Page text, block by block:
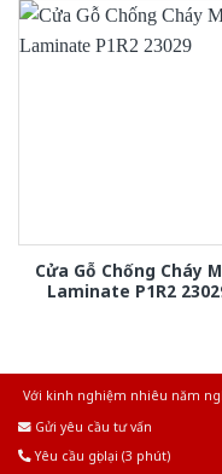
Cửa Gỗ Chống Cháy
Laminate P1R2
Với kinh nghiệm nhiêu năm
Gửi yêu cầu tư vấn
Yêu cầu gọi lại (3 phút)